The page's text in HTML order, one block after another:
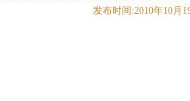
发布时间:2010年10月